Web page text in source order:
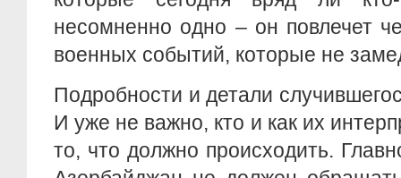
несомненно одно – он повлечет
военных событий, которые не
Подробности и детали
И уже не важно, кто и как их
то, что должно происходить.